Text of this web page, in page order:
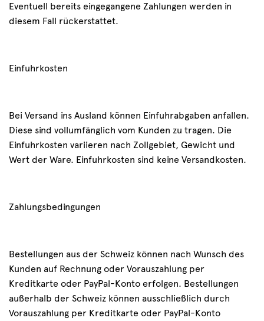
Eventuell bereits eingegangene Zahlungen werden in
diesem Fall rückerstattet.
Einfuhrkosten
Bei Versand ins Ausland können Einfuhrabgaben anfallen.
Diese sind vollumfänglich vom Kunden zu tragen. Die
Einfuhrkosten variieren nach Zollgebiet, Gewicht und
Wert der Ware. Einfuhrkosten sind keine Versandkosten.
Zahlungsbedingungen
Bestellungen aus der Schweiz können nach Wunsch des
Kunden auf Rechnung oder Vorauszahlung per
Kreditkarte oder PayPal-Konto erfolgen. Bestellungen
außerhalb der Schweiz können ausschließlich durch
Vorauszahlung per Kreditkarte oder PayPal-Konto